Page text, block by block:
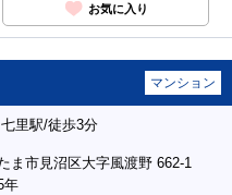
お気に入り
マンション
里駅/徒歩3分
ま市見沼区大字風渡野 662-1
年